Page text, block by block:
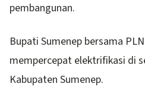
pembangunan.
Bupati Sumenep bersama
mempercepat elektrifikasi di
Kabupaten Sumenep.